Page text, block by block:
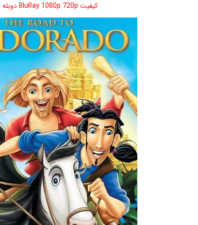
کیفیت BluRay 1080p 720p دوبله فارسی